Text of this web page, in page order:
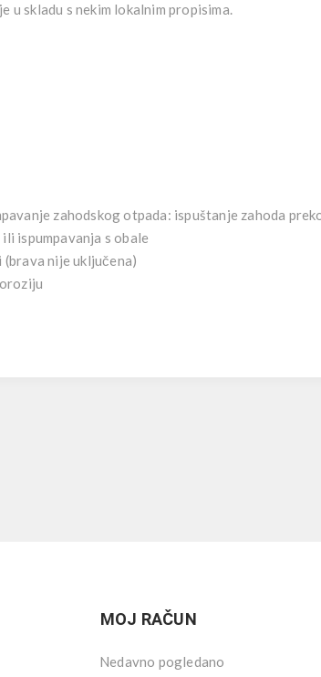
u skladu s nekim lokalnim propisima.
zahodskog otpada: ispuštanje zahoda
ispumpavanja s obale
nije uključena)
MOJ RAČUN
Nedavno pogledano